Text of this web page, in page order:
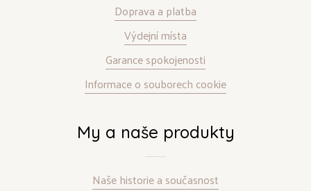
Doprava a platba
Výdejní místa
Garance spokojenosti
Informace o souborech cookie
My a naše produkty
Naše historie a současnost